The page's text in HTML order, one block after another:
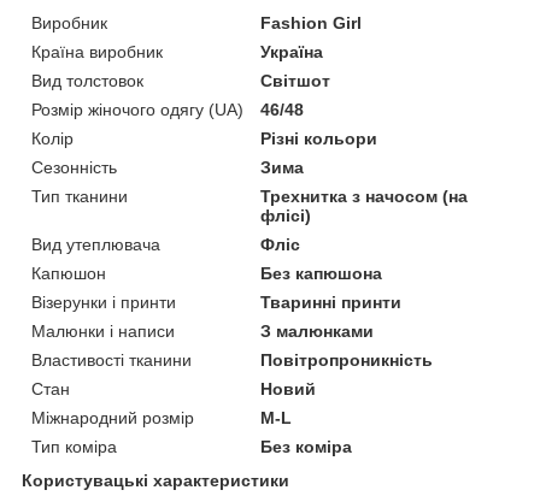
Виробник
Fashion Girl
Країна виробник
Україна
Вид толстовок
Світшот
Розмір жіночого одягу (UA)
46/48
Колір
Різні кольори
Сезонність
Зима
Тип тканини
Трехнитка з начосом (на
флісі)
Вид утеплювача
Фліс
Капюшон
Без капюшона
Візерунки і принти
Тваринні принти
Малюнки і написи
З малюнками
Властивості тканини
Повітропроникність
Стан
Новий
Міжнародний розмір
M-L
Тип коміра
Без коміра
Користувацькі характеристики